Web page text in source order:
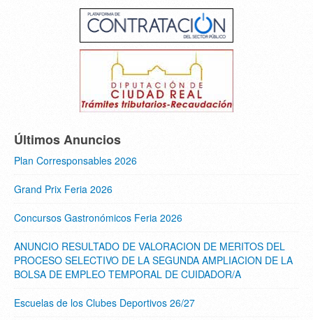
Últimos Anuncios
Plan Corresponsables 2026
Grand Prix Feria 2026
Concursos Gastronómicos Feria 2026
ANUNCIO RESULTADO DE VALORACION DE MERITOS DEL
PROCESO SELECTIVO DE LA SEGUNDA AMPLIACION DE LA
BOLSA DE EMPLEO TEMPORAL DE CUIDADOR/A
Escuelas de los Clubes Deportivos 26/27